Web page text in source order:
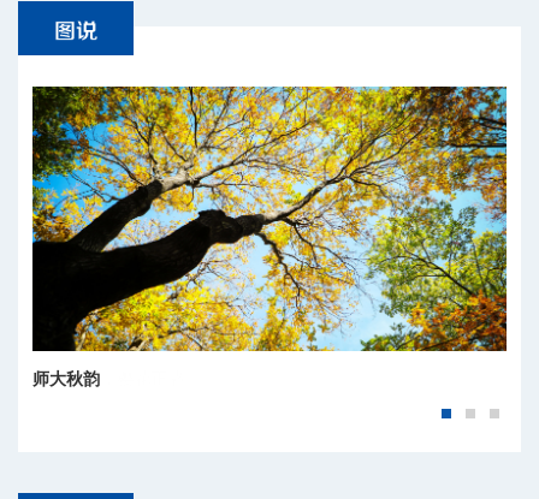
师大秋韵